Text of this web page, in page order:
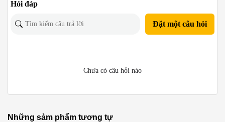
Hỏi đáp
Đặt một câu hỏi
Chưa có câu hỏi nào
Những sảm phẩm tương tự